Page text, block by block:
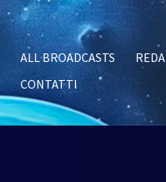
ALL BROADCASTS
CONTATTI